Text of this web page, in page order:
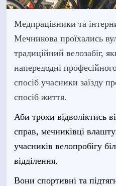
Медпрацівники та
Мечникова проїхались
традиційний велозабіг,
напередодні
спосіб учасники заїзду
спосіб життя.
Аби трохи відволіктись
справ, мечниківці
учасників велопробігу
відділення.
Вони спортивні та